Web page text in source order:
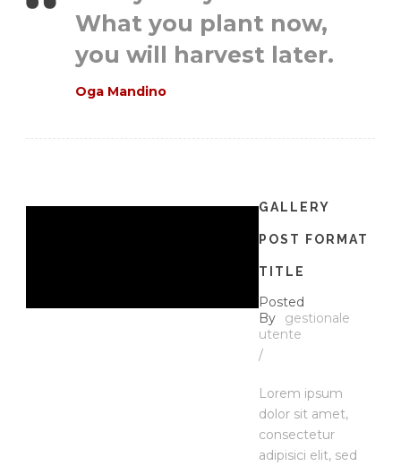
What you plant now,
you will harvest later.
Oga Mandino
GALLERY
POST FORMAT
TITLE
Posted
By
gestionale
utente
/
Lorem ipsum
dolor sit amet,
consectetur
adipisici elit, sed